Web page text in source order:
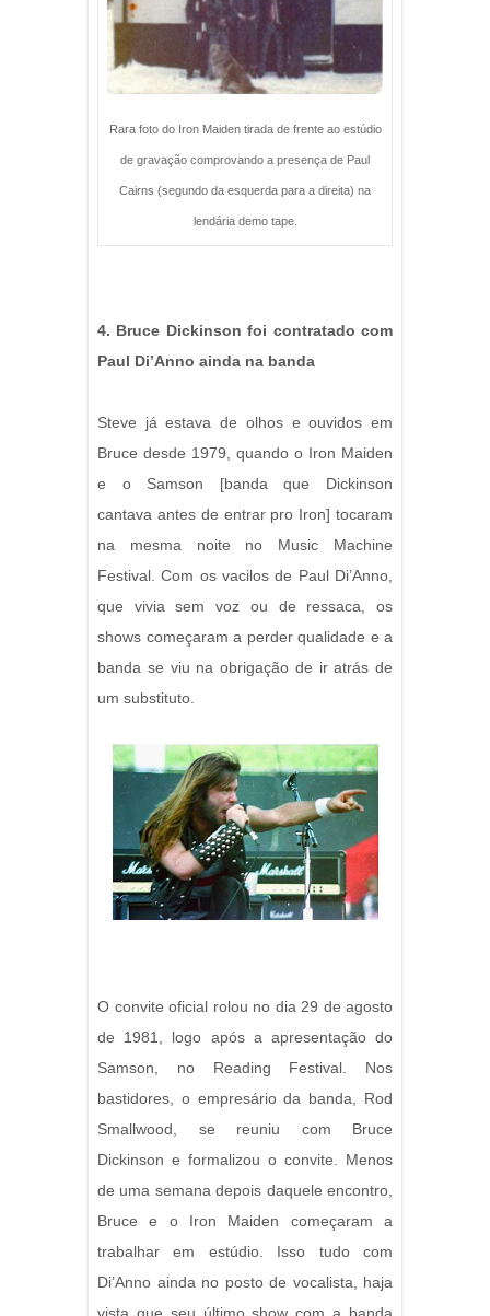
Rara foto do Iron Maiden tirada de frente ao estúdio
de gravação comprovando a presença de Paul
Cairns (segundo da esquerda para a direita) na
lendária demo tape.
4. Bruce Dickinson foi contratado com
Paul Di’Anno ainda na banda
Steve já estava de olhos e ouvidos em
Bruce desde 1979, quando o Iron Maiden
e o Samson [banda que Dickinson
cantava antes de entrar pro Iron] tocaram
na mesma noite no Music Machine
Festival. Com os vacilos de Paul Di’Anno,
que vivia sem voz ou de ressaca, os
shows começaram a perder qualidade e a
banda se viu na obrigação de ir atrás de
um substituto.
O convite oficial rolou no dia 29 de agosto
de 1981, logo após a apresentação do
Samson, no Reading Festival. Nos
bastidores, o empresário da banda, Rod
Smallwood, se reuniu com Bruce
Dickinson e formalizou o convite. Menos
de uma semana depois daquele encontro,
Bruce e o Iron Maiden começaram a
trabalhar em estúdio. Isso tudo com
Di’Anno ainda no posto de vocalista, haja
vista que seu último show com a banda